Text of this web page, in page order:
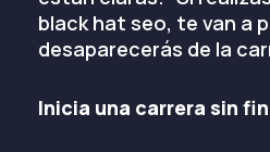
black hat seo, te van a
desaparecerás de la
Inicia una carrera sin